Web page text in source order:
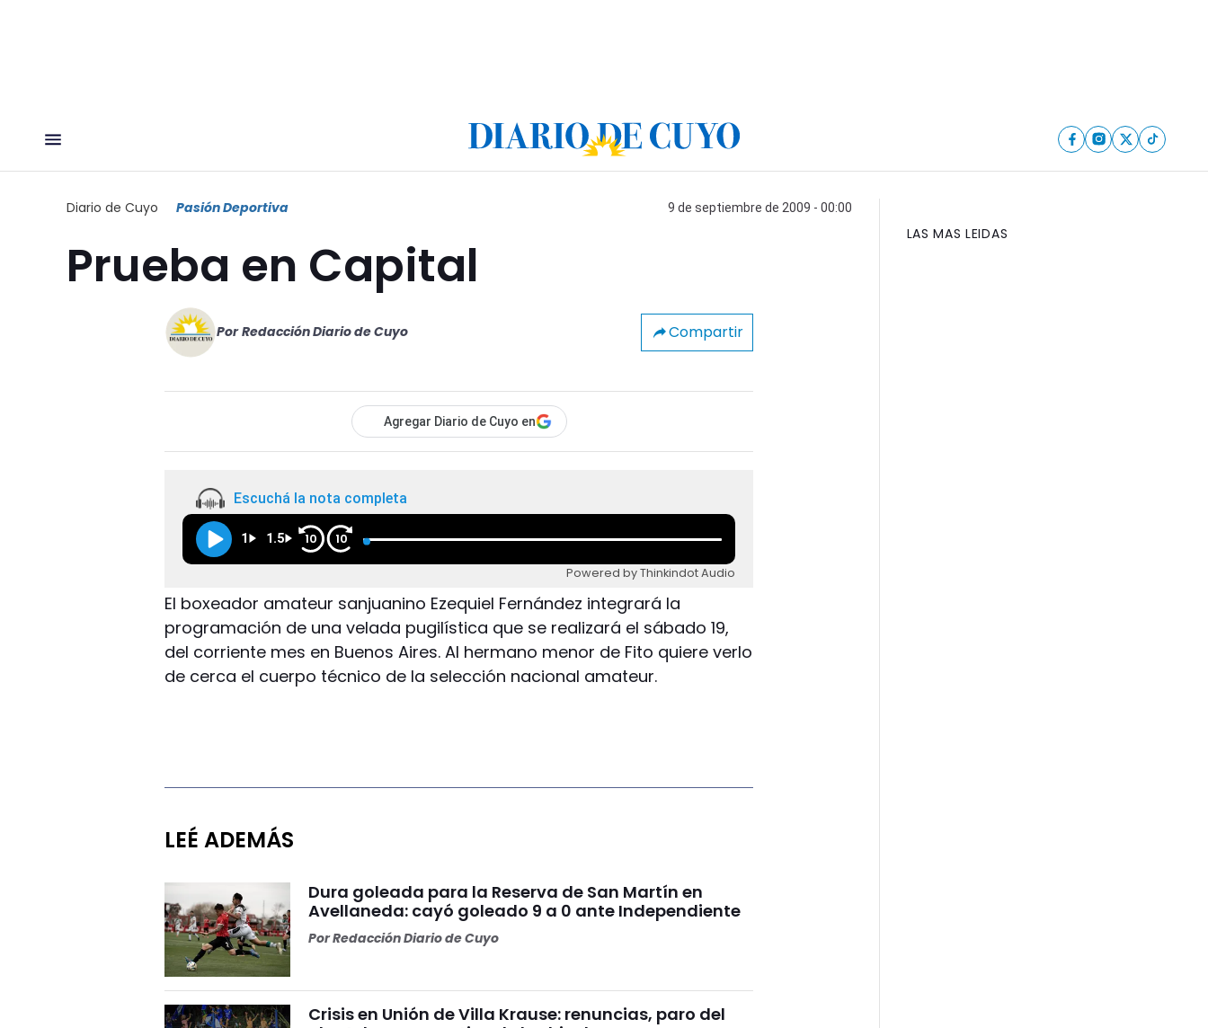
Diario de Cuyo Pasión Deportiva 9 de septiembre de 2009 - 00:00
Prueba en Capital
Por Redacción Diario de Cuyo Compartir
Agregar Diario de Cuyo en
Escuchá la nota completa
1 1.5 10 10
Powered by Thinkindot Audio
El boxeador amateur sanjuanino Ezequiel Fernández integrará la
programación de una velada pugilística que se realizará el sábado 19,
del corriente mes en Buenos Aires. Al hermano menor de Fito quiere verlo
de cerca el cuerpo técnico de la selección nacional amateur.
LEÉ ADEMÁS
Dura goleada para la Reserva de San Martín en
Avellaneda: cayó goleado 9 a 0 ante Independiente
PorRedacción Diario de Cuyo
Crisis en Unión de Villa Krause: renuncias, paro del
LAS MAS LEIDAS